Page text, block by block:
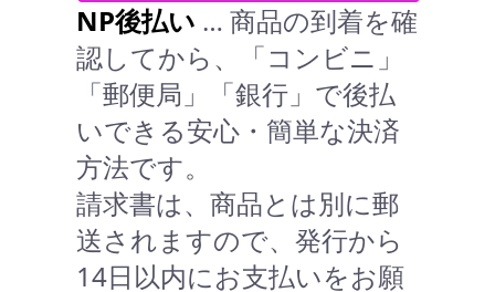
NP後払い … 商品の到着を確
認してから、「コンビニ」
「郵便局」「銀行」で後払
いできる安心・簡単な決済
方法です。
請求書は、商品とは別に郵
送されますので、発行から
14日以内にお支払いをお願